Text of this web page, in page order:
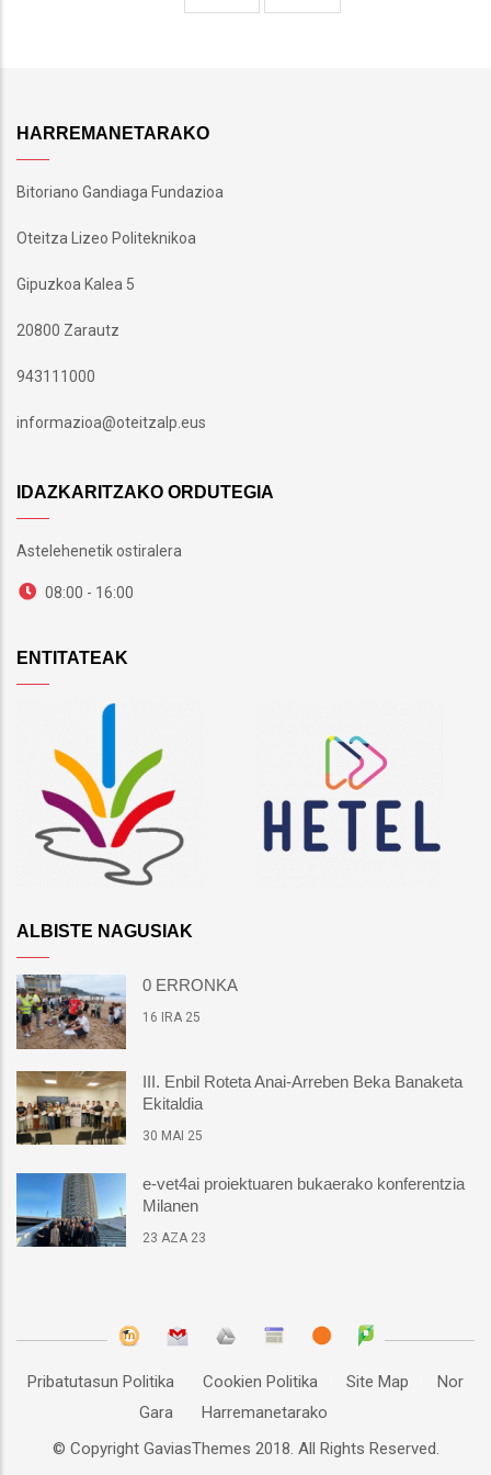
HARREMANETARAKO
Bitoriano Gandiaga Fundazioa
Oteitza Lizeo Politeknikoa
Gipuzkoa Kalea 5
20800 Zarautz
943111000
informazioa@oteitzalp.eus
IDAZKARITZAKO ORDUTEGIA
Astelehenetik ostiralera
08:00 - 16:00
ENTITATEAK
ALBISTE NAGUSIAK
0 ERRONKA
16 IRA 25
III. Enbil Roteta Anai-Arreben Beka Banaketa
Ekitaldia
30 MAI 25
e-vet4ai proiektuaren bukaerako konferentzia
Milanen
23 AZA 23
Pribatutasun Politika Cookien Politika Site Map
Nor
Gara
Harremanetarako
© Copyright GaviasThemes 2018. All Rights Reserved.